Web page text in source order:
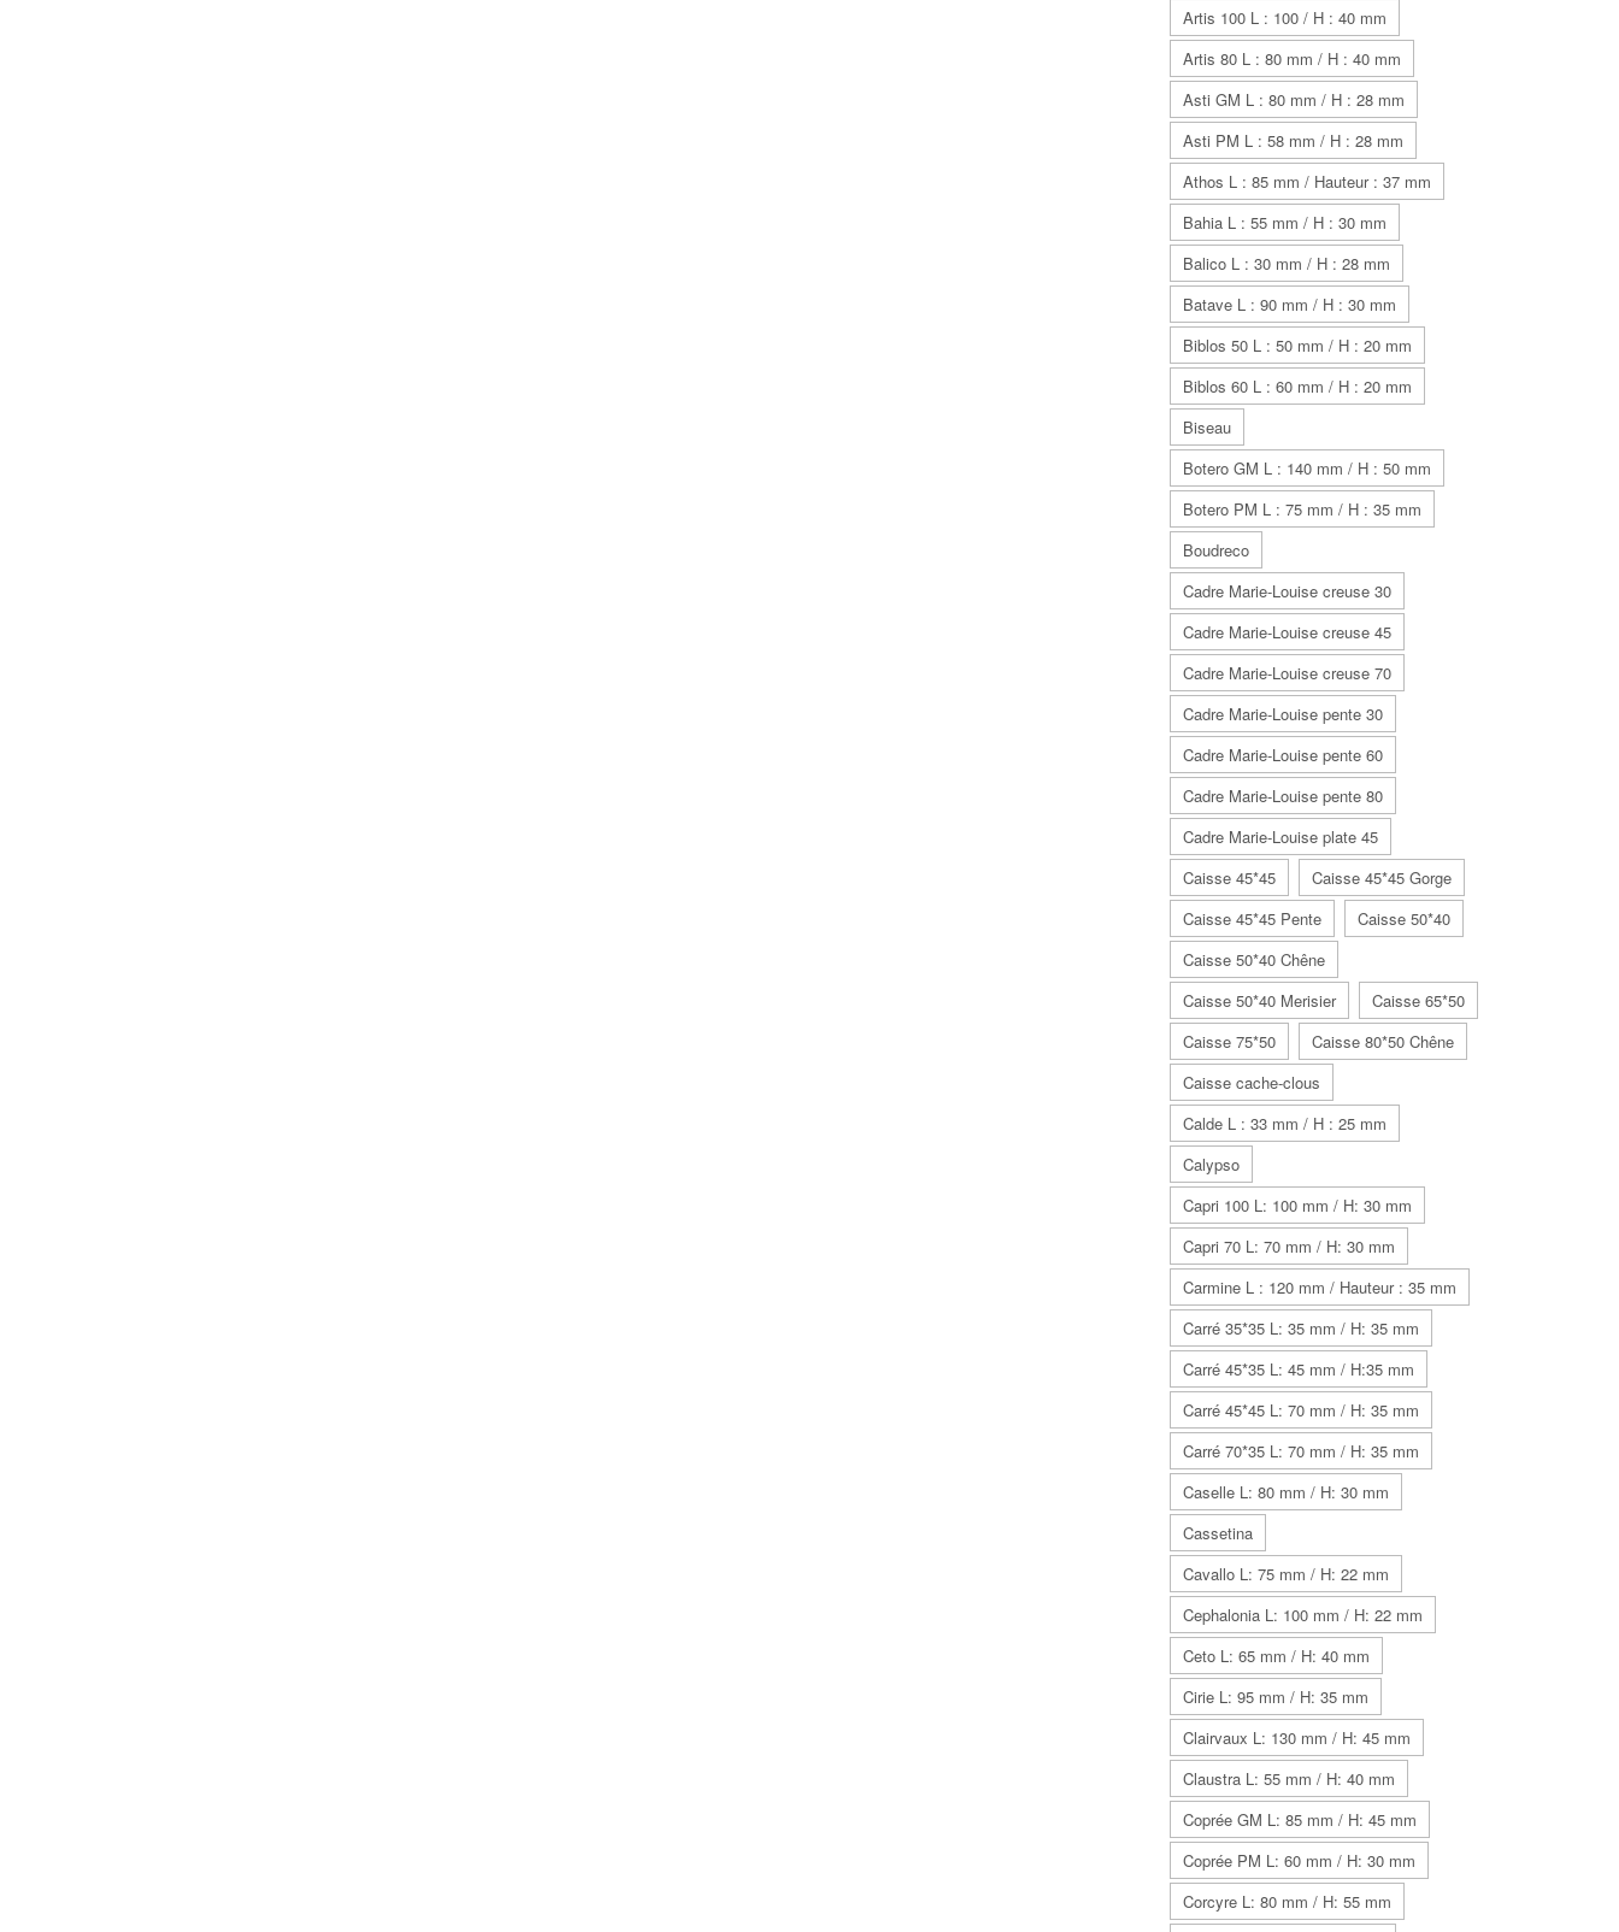
Artis 100 L : 100 / H : 40 mm
Artis 80 L : 80 mm / H : 40 mm
Asti GM L : 80 mm / H : 28 mm
Asti PM L : 58 mm / H : 28 mm
Athos L : 85 mm / Hauteur : 37 mm
Bahia L : 55 mm / H : 30 mm
Balico L : 30 mm / H : 28 mm
Batave L : 90 mm / H : 30 mm
Biblos 50 L : 50 mm / H : 20 mm
Biblos 60 L : 60 mm / H : 20 mm
Biseau
Botero GM L : 140 mm / H : 50 mm
Botero PM L : 75 mm / H : 35 mm
Boudreco
Cadre Marie-Louise creuse 30
Cadre Marie-Louise creuse 45
Cadre Marie-Louise creuse 70
Cadre Marie-Louise pente 30
Cadre Marie-Louise pente 60
Cadre Marie-Louise pente 80
Cadre Marie-Louise plate 45
Caisse 45*45
Caisse 45*45 Gorge
Caisse 45*45 Pente
Caisse 50*40
Caisse 50*40 Chêne
Caisse 50*40 Merisier
Caisse 65*50
Caisse 75*50
Caisse 80*50 Chêne
Caisse cache-clous
Calde L : 33 mm / H : 25 mm
Calypso
Capri 100 L: 100 mm / H: 30 mm
Capri 70 L: 70 mm / H: 30 mm
Carmine L : 120 mm / Hauteur : 35 mm
Carré 35*35 L: 35 mm / H: 35 mm
Carré 45*35 L: 45 mm / H:35 mm
Carré 45*45 L: 70 mm / H: 35 mm
Carré 70*35 L: 70 mm / H: 35 mm
Caselle L: 80 mm / H: 30 mm
Cassetina
Cavallo L: 75 mm / H: 22 mm
Cephalonia L: 100 mm / H: 22 mm
Ceto L: 65 mm / H: 40 mm
Cirie L: 95 mm / H: 35 mm
Clairvaux L: 130 mm / H: 45 mm
Claustra L: 55 mm / H: 40 mm
Coprée GM L: 85 mm / H: 45 mm
Coprée PM L: 60 mm / H: 30 mm
Corcyre L: 80 mm / H: 55 mm